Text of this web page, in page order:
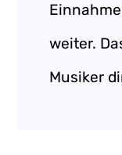
weiter.
Musiker